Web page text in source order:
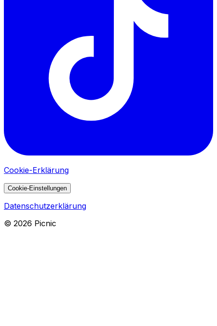
Cookie-Erklärung
Cookie-Einstellungen
Datenschutzerklärung
© 2026 Picnic